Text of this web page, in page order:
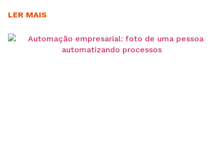
consistente. E o uso de ferramentas como um
ao centralizar processos de planejamento,
aprovação e publicação. Para ter bons resultados
LER MAIS